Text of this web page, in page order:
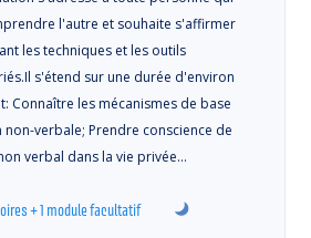
l'autre et souhaite s'affirmer
les techniques et les outils
s'étend sur une durée d'environ
Connaître les mécanismes de base
verbale; Prendre conscience de
verbal dans la vie privée…
+ 1 module facultatif